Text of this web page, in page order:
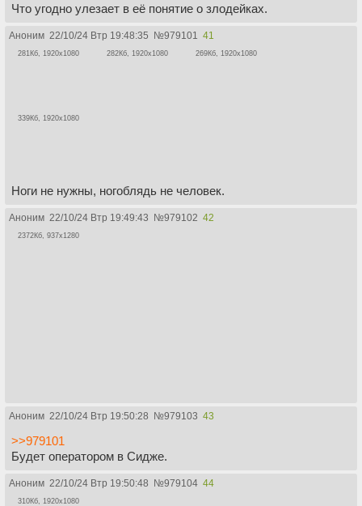
Что угодно улезает в её понятие о злодейках.
Аноним 22/10/24 Втр 19:48:35 №979101 41
281Кб, 1920x1080 282Кб, 1920x1080 269Кб, 1920x1080
339Кб, 1920x1080
Ноги не нужны, ногоблядь не человек.
Аноним 22/10/24 Втр 19:49:43 №979102 42
2372Кб, 937x1280
Аноним 22/10/24 Втр 19:50:28 №979103 43
>>979101
Будет оператором в Сидже.
Аноним 22/10/24 Втр 19:50:48 №979104 44
310Кб, 1920x1080